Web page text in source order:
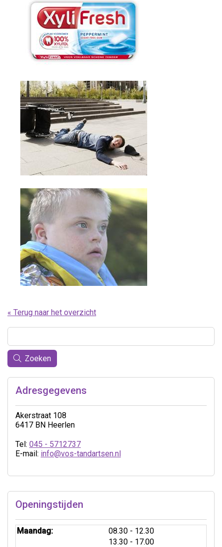
« Terug naar het overzicht
Zoeken
Adresgegevens
Akerstraat 108
6417 BN Heerlen
Tel: 045 - 5712737
E-mail: info@vos-tandartsen.nl
Openingstijden
Maandag: 08.30 tot
- 12.30
13.30 tot
- 17.00